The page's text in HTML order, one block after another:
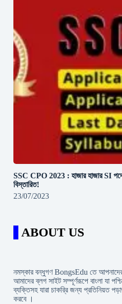
SSC CPO 2023 : হাজার হাজার SI
বিস্তারিত!
23/07/2023
ABOUT US
নমস্কার বন্ধুগণ BongsEdu তে
আমাদের ব্লগ সাইট সম্পূর্ণরূপে বাংলা যা
ব্যক্তিসহ যারা চাকরি্র জন্য প্রতিনিয়ত
করবে ।